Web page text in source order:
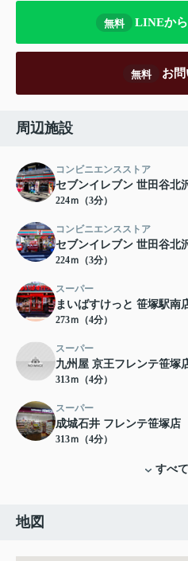
無料 LINEか
無料 お
周辺施設
コンビニエンスストア
セブンイレブン 世田谷北
224ｍ（3分）
コンビニエンスストア
セブンイレブン 世田谷北
224ｍ（3分）
スーパー
まいばすけっと 笹塚駅南
273ｍ（4分）
スーパー
九州屋 京王フレンテ笹塚
313ｍ（4分）
スーパー
成城石井 フレンテ笹塚店
313ｍ（4分）
すべ
地図